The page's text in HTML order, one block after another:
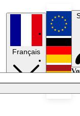
Français